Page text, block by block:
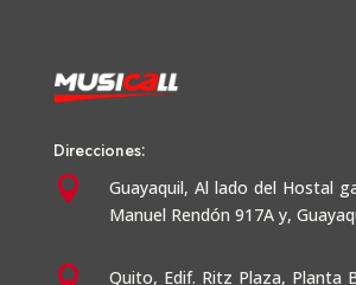
Direcciones:
 Guayaquil, Al lado del Hostal
Manuel Rendón 917A y,
 Quito, Edif. Ritz Plaza, Planta